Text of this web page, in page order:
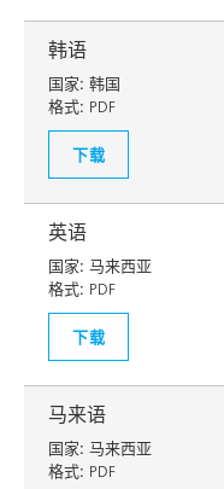
韩语
国家: 韩国
格式: PDF
下载
英语
国家: 马来西亚
格式: PDF
下载
马来语
国家: 马来西亚
格式: PDF